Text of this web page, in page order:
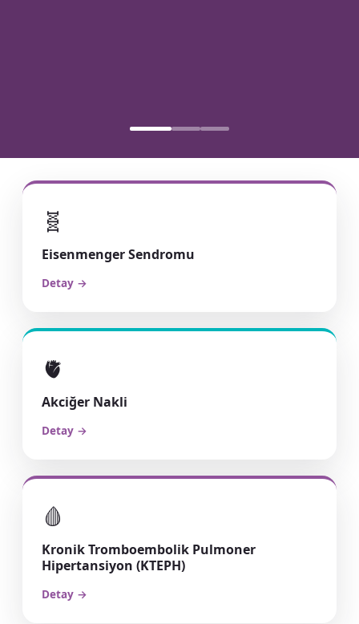
🧬
Eisenmenger Sendromu
Detay →
🫀
Akciğer Nakli
Detay →
🩸
Kronik Tromboembolik Pulmoner
Hipertansiyon (KTEPH)
Detay →